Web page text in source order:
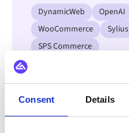
Consent Details
DynamicWeb OpenAI
WooCommerce
Sylius
SPS Commerce